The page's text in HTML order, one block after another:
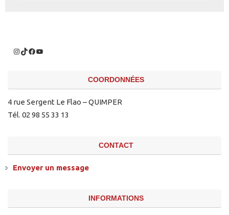
COORDONNÉES
4 rue Sergent Le Flao – QUIMPER
Tél. 02 98 55 33 13
CONTACT
Envoyer un message
INFORMATIONS